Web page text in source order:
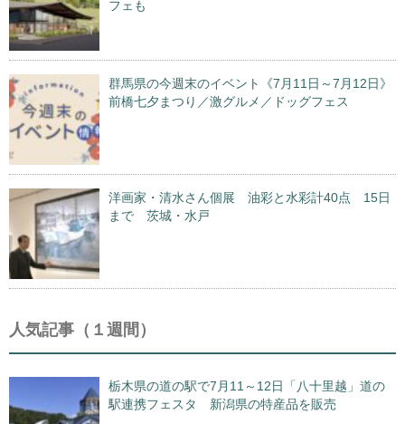
フェも
群馬県の今週末のイベント《7月11日～7月12日》
前橋七夕まつり／激グルメ／ドッグフェス
洋画家・清水さん個展 油彩と水彩計40点 15日
まで 茨城・水戸
人気記事（１週間）
栃木県の道の駅で7月11～12日「八十里越」道の
駅連携フェスタ 新潟県の特産品を販売